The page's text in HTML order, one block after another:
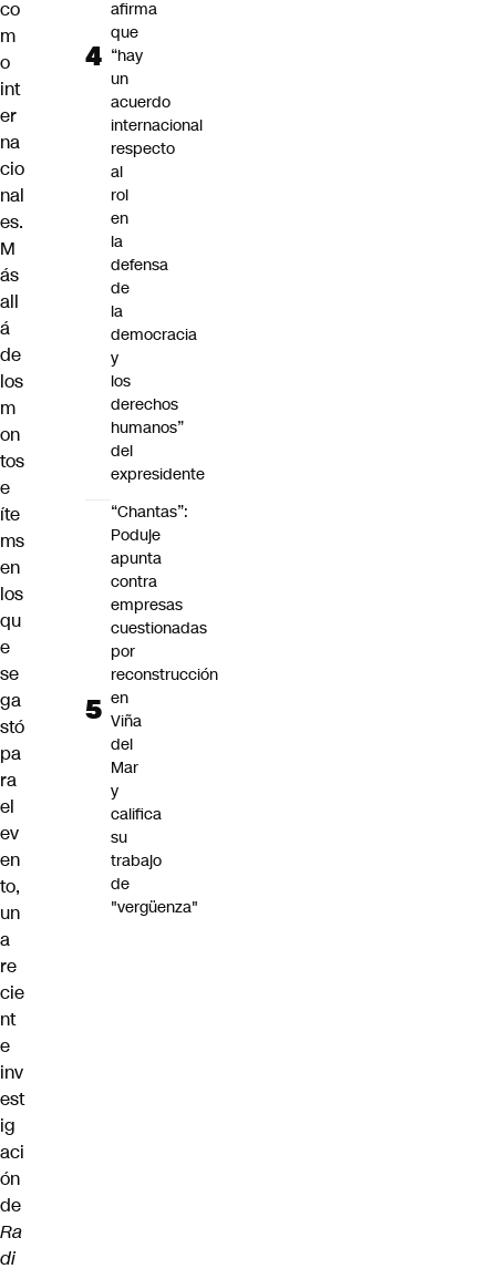
co
m
o
int
er
na
cio
nal
es.
M
ás
all
á
de
los
m
on
tos
e
íte
ms
en
los
qu
e
se
ga
stó
pa
ra
el
ev
en
to,
un
a
re
cie
nt
e
inv
est
ig
aci
ón
de
Ra
di
afirma
que
“hay
un
acuerdo
internacional
respecto
al
rol
en
la
defensa
de
la
democracia
y
los
derechos
humanos”
del
expresidente
“Chantas”:
Poduje
apunta
contra
empresas
cuestionadas
por
reconstrucción
en
Viña
del
Mar
y
califica
su
trabajo
de
"vergüenza"